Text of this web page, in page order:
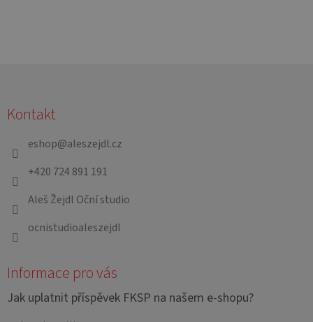
Kontakt
eshop@aleszejdl.cz
+420 724 891 191
Aleš Žejdl Oční studio
ocnistudioaleszejdl
Informace pro vás
Jak uplatnit příspěvek FKSP na našem e-shopu?